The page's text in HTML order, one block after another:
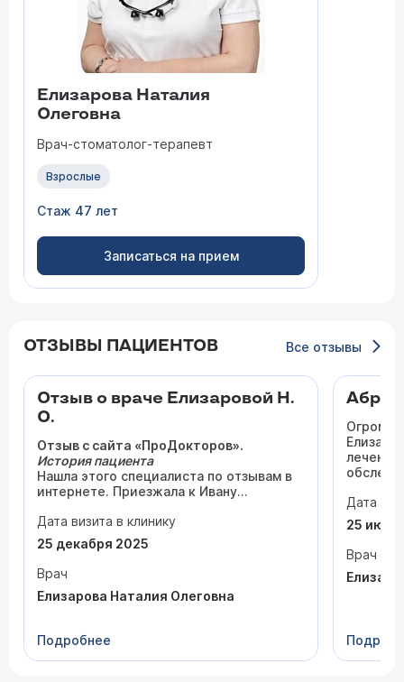
Елизарова Наталия
Олеговна
Врач-стоматолог-терапевт
Взрослые
Стаж 47 лет
Записаться на прием
ОТЗЫВЫ ПАЦИЕНТОВ Все отзывы
Отзыв о враче Елизаровой Н.
О.
Отзыв с сайта «ПроДокторов».
История пациента
Нашла этого специалиста по отзывам в
интернете. Приезжала к Ивану
консультацию. Обратилась с вопросом
по поводу боли в живом зубе после
недавней пломбы.
Доктор осмотрел и объяснил, что
ничего делать не нужно - такие
симптомы могут сохраняться до
этом.
Доктор всё верно оценивает и даёт
Дата визита в клинику
25 декабря 2025
Врач
Елизарова Наталия Олеговна
Подробнее
Очень
клиника!
Дата
25 июня
Врач